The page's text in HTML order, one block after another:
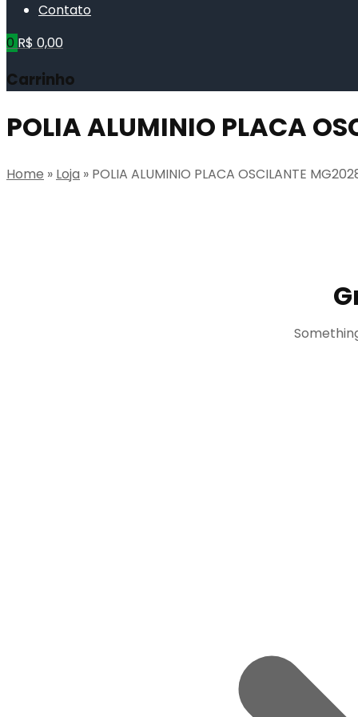
Contato
0 R$ 0,00
Carrinho
POLIA ALUMINIO PLACA
Home » Loja » POLIA ALUMINIO PLACA OSCILANTE